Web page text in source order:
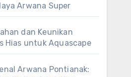
Arwana Super
dan Keunikan
Hias untuk Aquascape
Arwana Pontianak: